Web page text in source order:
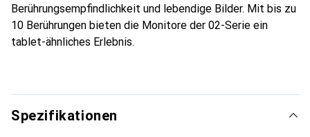
Berührungsempfindlichkeit und lebendige Bilder. Mit bis zu
10 Berührungen bieten die Monitore der 02-Serie ein
tablet-ähnliches Erlebnis.
Spezifikationen